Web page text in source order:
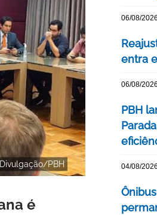
PBH
é
06/08/
entra
06/08/
PBH
04/08/